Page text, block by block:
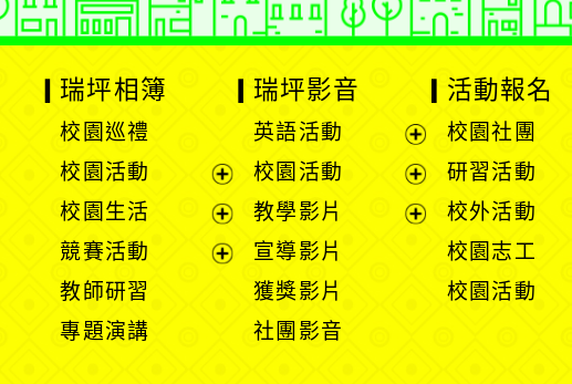
瑞坪相簿
校園巡禮
校園活動
展
開
選
校園生活
展
開
競賽活動
教師研習
專題演講
瑞坪影音
英語活動
展
開
選
校園活動
展
開
教學影片
宣導影片
獲獎影片
社團影音
活動報名
校園社團
研習活動
校外活動
校園志工
校園活動